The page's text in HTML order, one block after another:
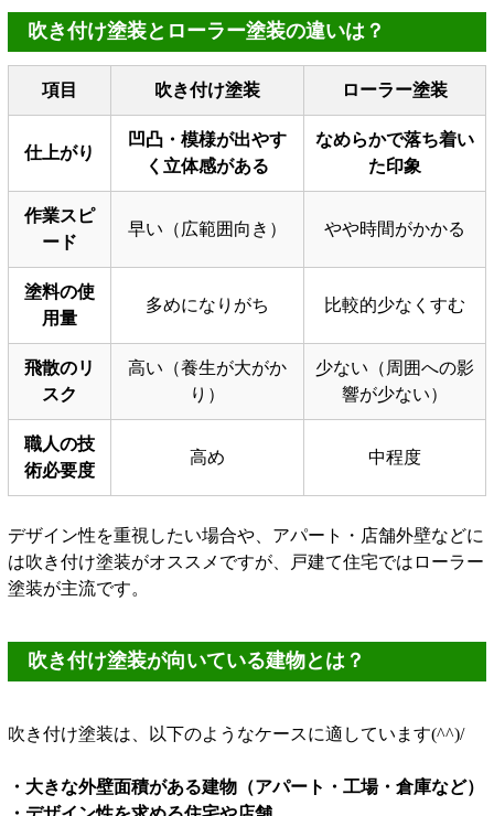
吹き付け塗装とローラー塗装の違いは？
項目 吹き付け塗装 ローラー塗装
仕上がり
凹凸・模様が出やす
く立体感がある
なめらかで落ち着い
た印象
作業スピ
ード
早い（広範囲向き） やや時間がかかる
塗料の使
用量
多めになりがち 比較的少なくすむ
飛散のリ
スク
高い（養生が大がか
り）
少ない（周囲への影
響が少ない）
職人の技
術必要度
高め 中程度
デザイン性を重視したい場合や、アパート・店舗外壁などに
は吹き付け塗装がオススメですが、戸建て住宅ではローラー
塗装が主流です。
吹き付け塗装が向いている建物とは？
吹き付け塗装は、以下のようなケースに適しています(^^)/
・大きな外壁面積がある建物（アパート・工場・倉庫など）